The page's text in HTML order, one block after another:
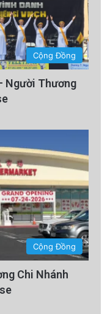
Cộng Đồng
Người Thương
Cộng Đồng
Chi Nhánh